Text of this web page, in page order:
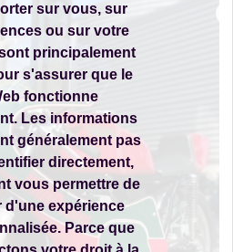
sur vous, sur
ou sur votre
principalement
s'assurer que le
fonctionne
Les informations
généralement pas
directement,
vous permettre de
d'une expérience
Parce que